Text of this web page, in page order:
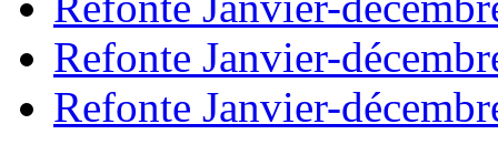
Refonte Janvier-
Refonte Janvier-